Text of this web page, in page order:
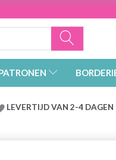
LEVERTIJD VAN 2-4 DAGEN